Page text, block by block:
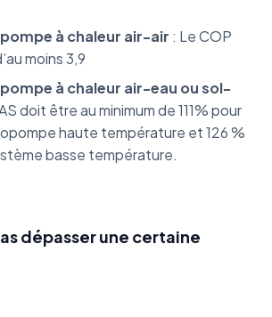
à chaleur air-air : Le COP
moins 3,9
à chaleur air-eau ou sol-
doit être au minimum de 111% pour
haute température et 126 %
basse température.
dépasser une certaine